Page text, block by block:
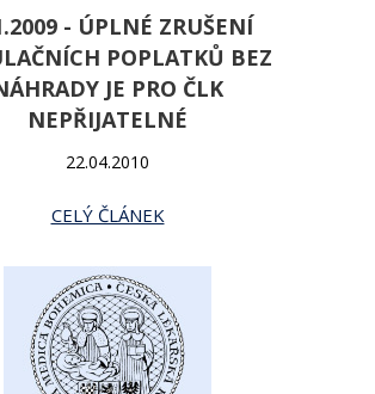
- ÚPLNÉ ZRUŠENÍ
POPLATKŮ BEZ
JE PRO ČLK
NEPŘIJATELNÉ
22.04.2010
CELÝ ČLÁNEK